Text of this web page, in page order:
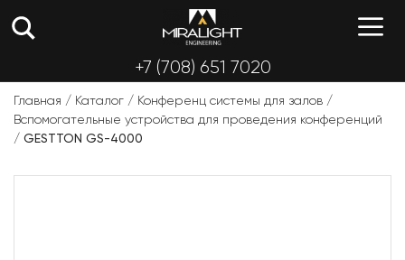
+7 (708) 651 7020
Главная / Каталог / Конференц системы для залов /
Вспомогательные устройства для проведения конференций
/ GESTTON GS-4000